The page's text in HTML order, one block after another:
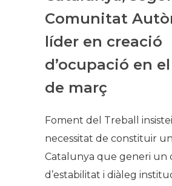
Comunitat
líder en creació
d’ocupació en
de març
Foment del Treball
necessitat de constituir
Catalunya que generi un
d’estabilitat i diàleg